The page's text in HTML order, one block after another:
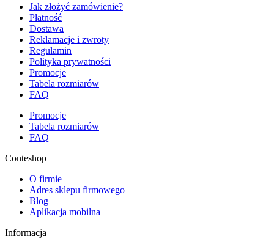
Jak złożyć zamówienie?
Płatność
Dostawa
Reklamacje i zwroty
Regulamin
Polityka prywatności
Promocje
Tabela rozmiarów
FAQ
Promocje
Tabela rozmiarów
FAQ
Conteshop
O firmie
Adres sklepu firmowego
Blog
Aplikacja mobilna
Informacja